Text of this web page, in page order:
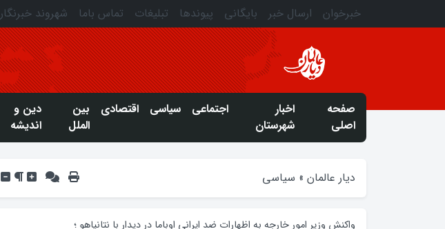
خبرخوان ارسال خبر بایگانی پیوندها تبلیغات تماس باما شهروند خبرنگار
صفحه
اصلی
اخبار
شهرستان
اجتماعی سیاسی اقتصادی
بین
الملل
دین و
اندیشه
دیار عالمان » سیاسی
واکنش وزير امور خارجه به اظهارات ضد ايراني اوباما در ديدار با نتانياهو ؛